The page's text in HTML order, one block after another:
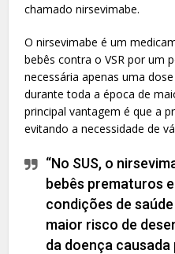
chamado nirsevimabe.
O nirsevimabe é um
bebês contra o VSR por um
necessária apenas uma
durante toda a época de
principal vantagem é que a
evitando a necessidade de
“No SUS, o
bebês prematuros
condições de
maior risco de
da doença causada